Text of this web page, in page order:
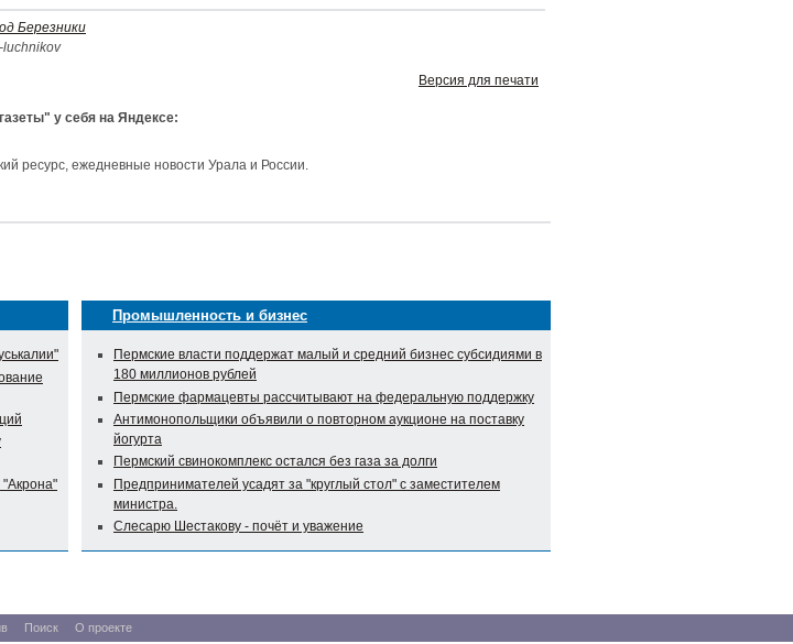
Березники
luchnikov
Версия для печати
у себя на Яндексе:
ресурс, ежедневные новости Урала и России.
"Акрона"
Промышленность и бизнес
Пермские власти поддержат малый и средний бизнес субсидиями в
180 миллионов рублей
Пермские фармацевты рассчитывают на федеральную поддержку
Антимонопольщики объявили о повторном аукционе на поставку
йогурта
Пермский свинокомплекс остался без газа за долги
Предпринимателей усадят за "круглый стол" с заместителем
министра.
Слесарю Шестакову - почёт и уважение
Поиск О проекте